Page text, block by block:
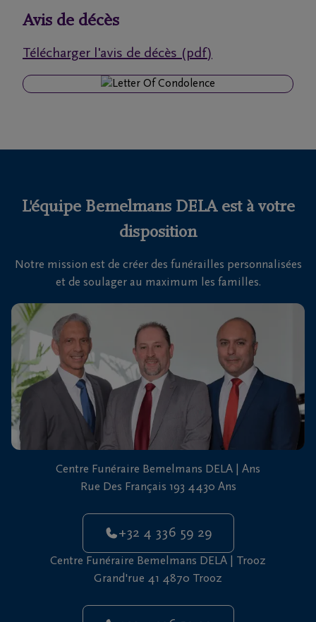
de
funéraires
fréquemment
Nous
sommes
là pour
vous
24h/24
+32
4
Avis de décès
Télécharger l'avis de décès (pdf)
L'équipe Bemelmans DELA est à votre
disposition
Notre mission est de créer des funérailles personnalisées
et de soulager au maximum les familles.
Centre Funéraire Bemelmans DELA | Ans
Rue Des Français 193 4430 Ans
+32 4 336 59 29
Centre Funéraire Bemelmans DELA | Trooz
Grand'rue 41 4870 Trooz